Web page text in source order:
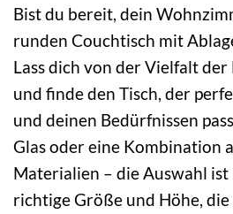
Bist du bereit, dein
runden Couchtisch mit
Lass dich von der Vielfalt
und finde den Tisch, der
und deinen Bedürfnissen
Glas oder eine Kombination
Materialien – die Auswahl
richtige Größe und Höhe, die